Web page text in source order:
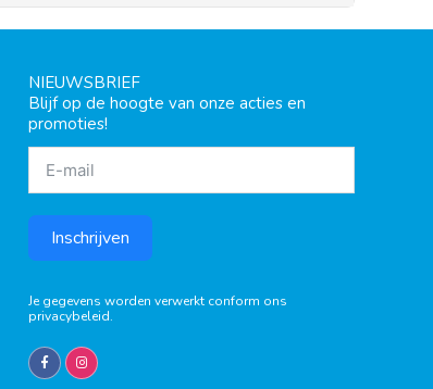
NIEUWSBRIEF
Blijf op de hoogte van onze acties en
promoties!
Inschrijven
Je gegevens worden verwerkt conform ons
privacybeleid.